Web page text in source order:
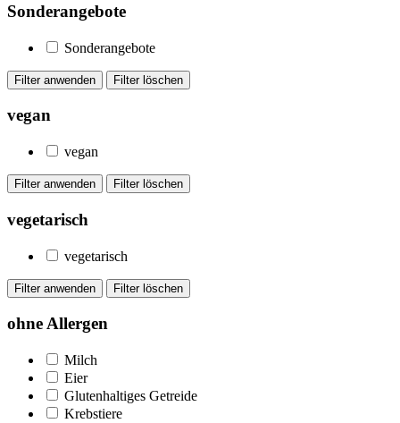
Sonderangebote
Sonderangebote
vegan
vegan
vegetarisch
vegetarisch
ohne Allergen
Milch
Eier
Glutenhaltiges Getreide
Krebstiere